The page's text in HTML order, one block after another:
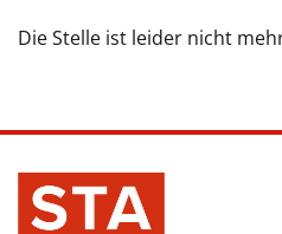
Die Stelle ist leider nicht